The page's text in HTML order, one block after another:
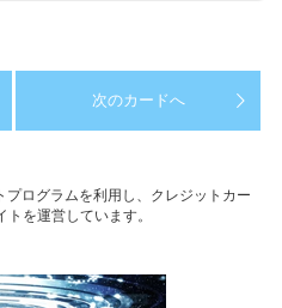
次のカードへ
ログラムを利用し、クレジットカー
を運営しています。